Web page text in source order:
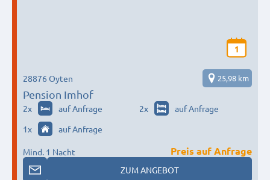
1
Pension Imhof
28876 Oyten 25,98 km
2x auf Anfrage 2x
auf Anfrage
1x auf Anfrage
Mind. 1 Nacht
Preis auf Anfrage
ZUM ANGEBOT